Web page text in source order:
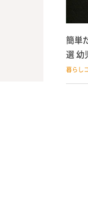
簡単
選 幼
りお
暮らし